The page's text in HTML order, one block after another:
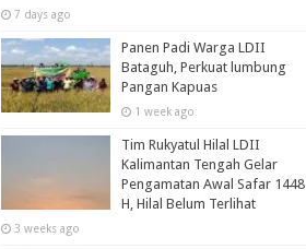
7 days ago
Panen Padi Warga LDII
Bataguh, Perkuat lumbung
Pangan Kapuas
1 week ago
Tim Rukyatul Hilal LDII
Kalimantan Tengah Gelar
Pengamatan Awal Safar 1448
H, Hilal Belum Terlihat
3 weeks ago